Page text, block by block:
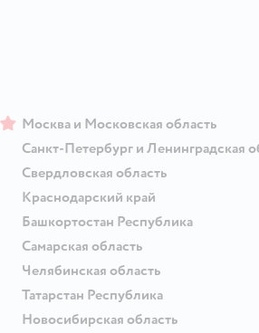
Москва и Московская область
Санкт-Петербург и Ленинградская
Свердловская область
Краснодарский край
Башкортостан Республика
Самарская область
Челябинская область
Татарстан Республика
Новосибирская область